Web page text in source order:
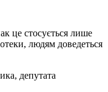
це стосується лише
людям доведеться
депутата